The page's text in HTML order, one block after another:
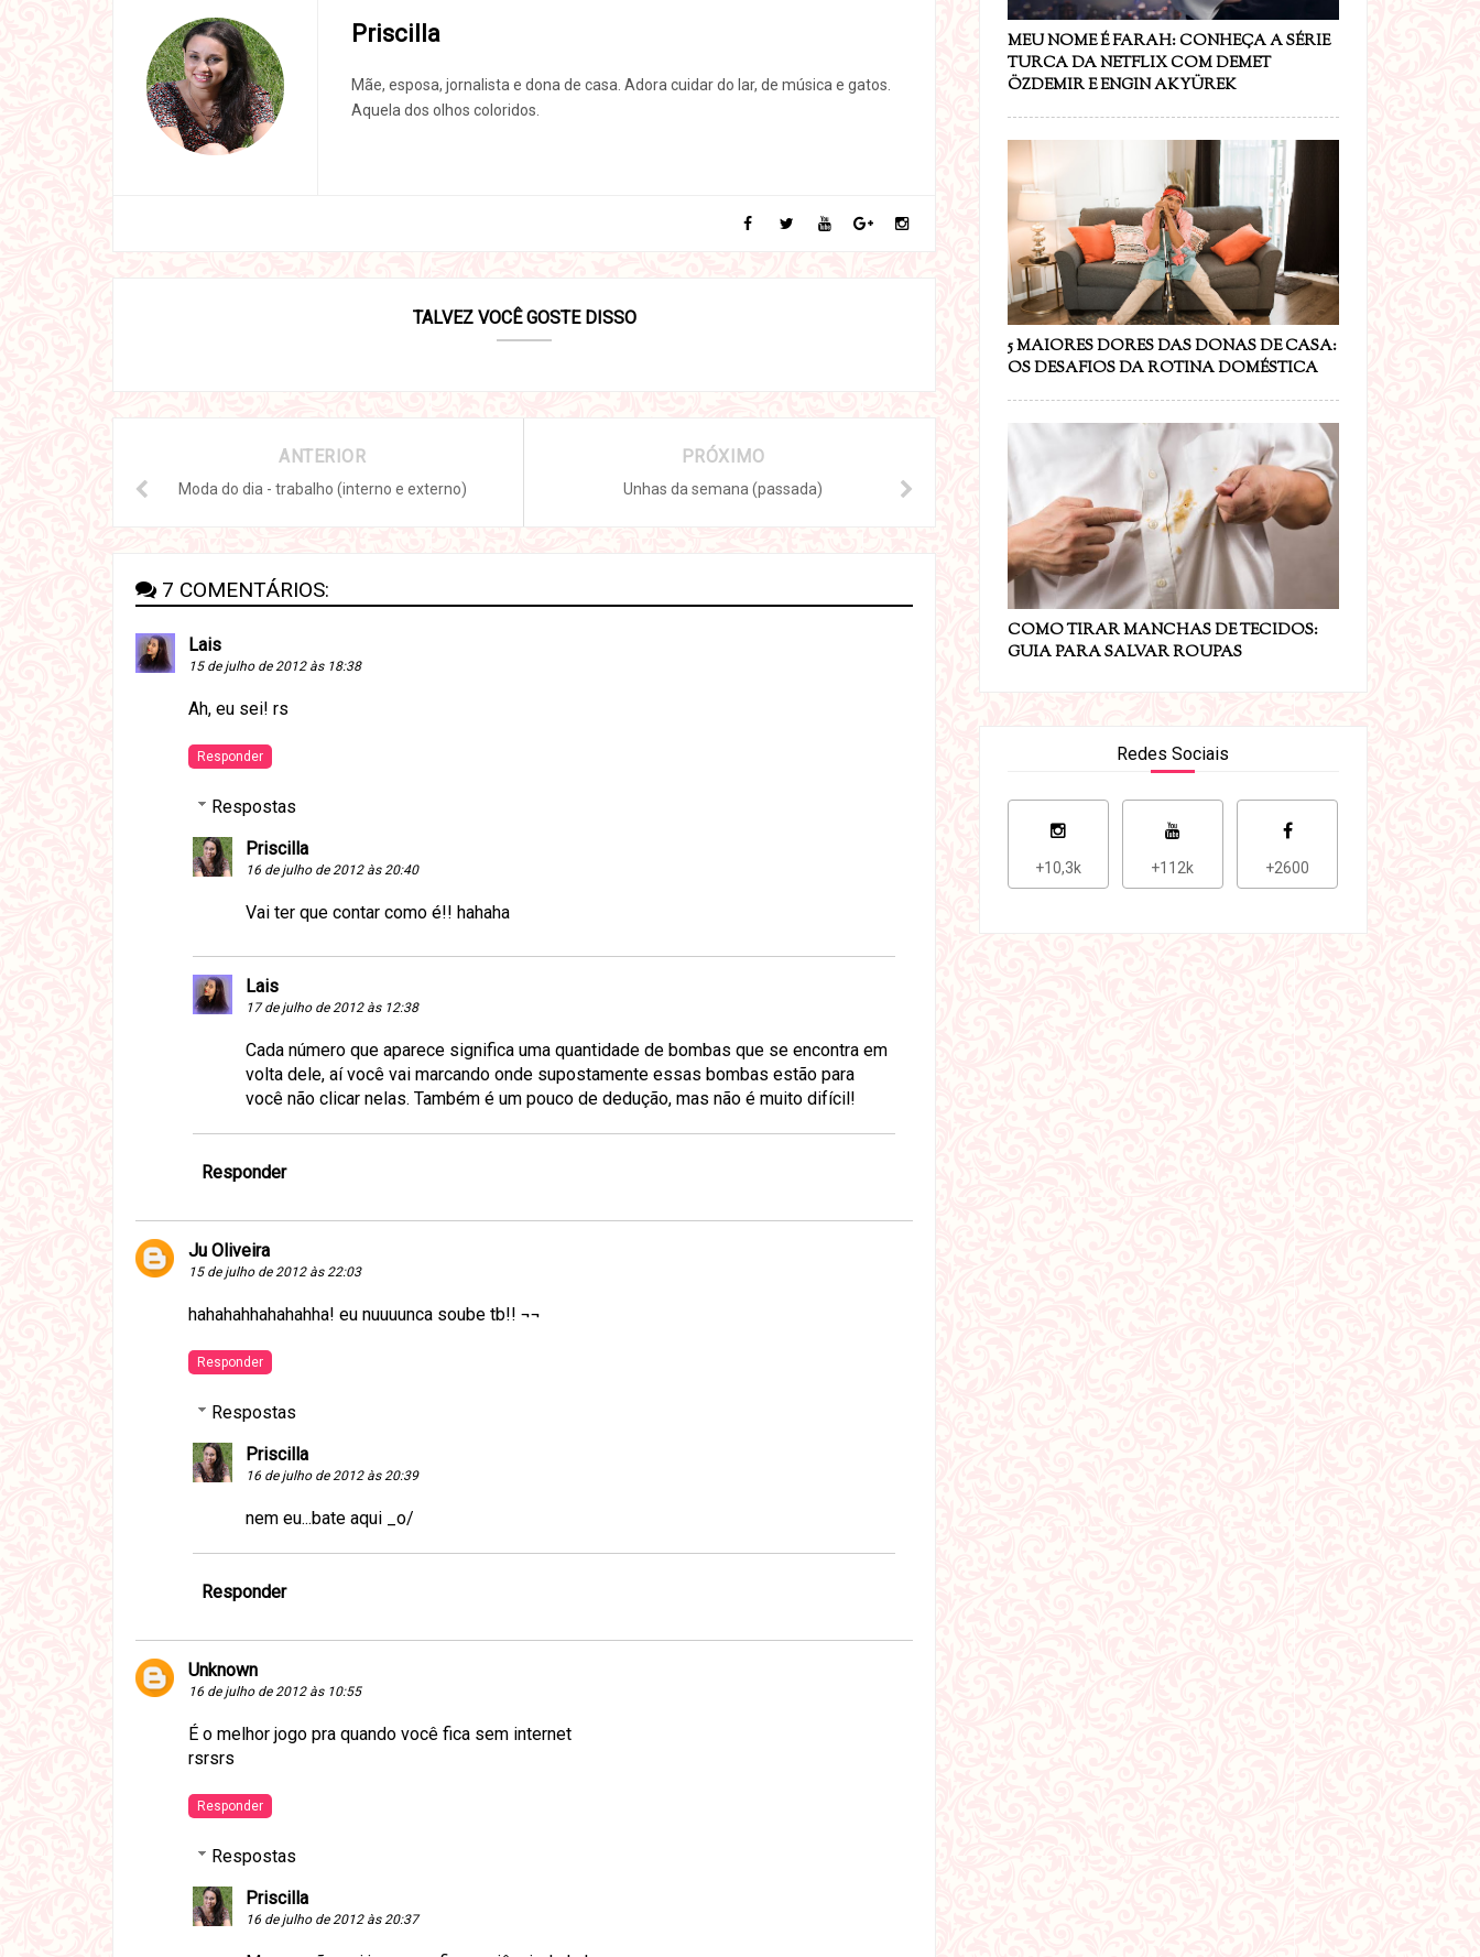
Priscilla
Mãe, esposa, jornalista e dona de casa. Adora cuidar do lar, de música e gatos.
Aquela dos olhos coloridos.
TALVEZ VOCÊ GOSTE DISSO
PRÓXIMO
Unhas da semana (passada)
ANTERIOR
Moda do dia - trabalho (interno e externo)
7 COMENTÁRIOS:
Lais
15 de julho de 2012 às 18:38
Ah, eu sei! rs
Responder
Respostas
Priscilla
16 de julho de 2012 às 20:40
Vai ter que contar como é!! hahaha
Lais
17 de julho de 2012 às 12:38
Cada número que aparece significa uma quantidade de bombas que se encontra em
volta dele, aí você vai marcando onde supostamente essas bombas estão para
você não clicar nelas. Também é um pouco de dedução, mas não é muito difícil!
Responder
Ju Oliveira
15 de julho de 2012 às 22:03
hahahahhahahahha! eu nuuuunca soube tb!! ¬¬
Responder
Respostas
Priscilla
16 de julho de 2012 às 20:39
nem eu...bate aqui _o/
Responder
Unknown
16 de julho de 2012 às 10:55
É o melhor jogo pra quando você fica sem internet
rsrsrs
Responder
Respostas
Priscilla
16 de julho de 2012 às 20:37
MEU NOME É FARAH: CONHEÇA A SÉRIE
TURCA DA NETFLIX COM DEMET
ÖZDEMIR E ENGIN AKYÜREK
5 MAIORES DORES DAS DONAS DE CASA:
OS DESAFIOS DA ROTINA DOMÉSTICA
COMO TIRAR MANCHAS DE TECIDOS:
GUIA PARA SALVAR ROUPAS
Redes Sociais
+10,3k +112k +2600